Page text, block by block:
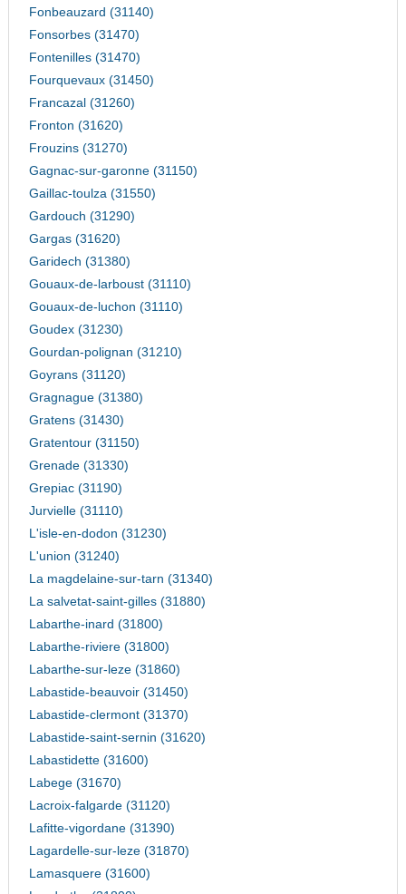
Fonbeauzard (31140)
Fonsorbes (31470)
Fontenilles (31470)
Fourquevaux (31450)
Francazal (31260)
Fronton (31620)
Frouzins (31270)
Gagnac-sur-garonne (31150)
Gaillac-toulza (31550)
Gardouch (31290)
Gargas (31620)
Garidech (31380)
Gouaux-de-larboust (31110)
Gouaux-de-luchon (31110)
Goudex (31230)
Gourdan-polignan (31210)
Goyrans (31120)
Gragnague (31380)
Gratens (31430)
Gratentour (31150)
Grenade (31330)
Grepiac (31190)
Jurvielle (31110)
L'isle-en-dodon (31230)
L'union (31240)
La magdelaine-sur-tarn (31340)
La salvetat-saint-gilles (31880)
Labarthe-inard (31800)
Labarthe-riviere (31800)
Labarthe-sur-leze (31860)
Labastide-beauvoir (31450)
Labastide-clermont (31370)
Labastide-saint-sernin (31620)
Labastidette (31600)
Labege (31670)
Lacroix-falgarde (31120)
Lafitte-vigordane (31390)
Lagardelle-sur-leze (31870)
Lamasquere (31600)